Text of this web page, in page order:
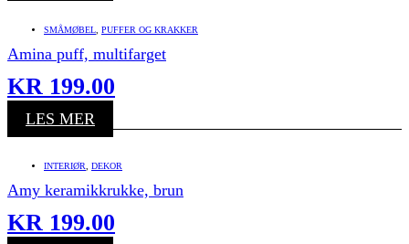
SMÅMØBEL PUFFER OG KRAKKER
Amina puff, multifarget
KR 199.00
LES MER
INTERIØR DEKOR
Amy keramikkrukke, brun
KR 199.00